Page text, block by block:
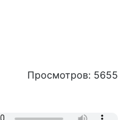
Просмотров: 5655